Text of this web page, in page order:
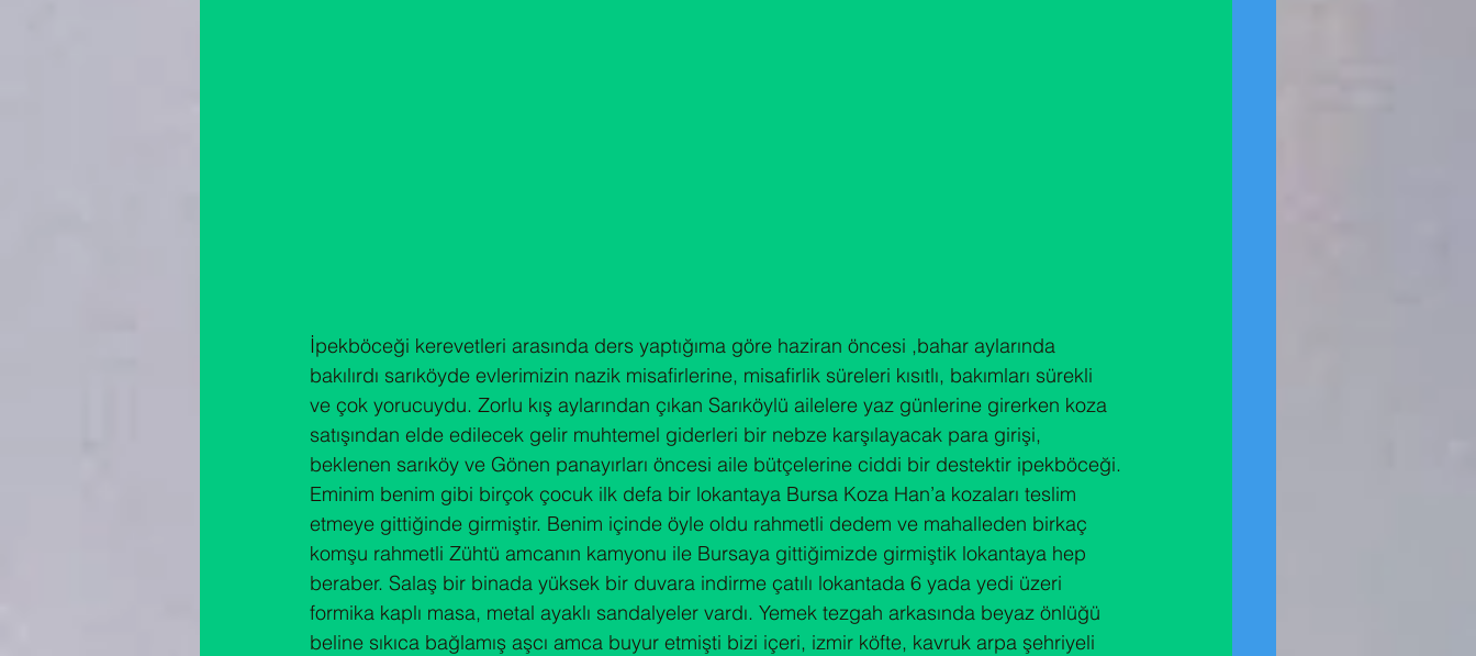
İpekböceği kerevetleri arasında ders yaptığıma göre haziran öncesi ,bahar aylarında
bakılırdı sarıköyde evlerimizin nazik misafirlerine, misafirlik süreleri kısıtlı, bakımları sürekli
ve çok yorucuydu. Zorlu kış aylarından çıkan Sarıköylü ailelere yaz günlerine girerken koza
satışından elde edilecek gelir muhtemel giderleri bir nebze karşılayacak para girişi,
beklenen sarıköy ve Gönen panayırları öncesi aile bütçelerine ciddi bir destektir ipekböceği.
Eminim benim gibi birçok çocuk ilk defa bir lokantaya Bursa Koza Han’a kozaları teslim
etmeye gittiğinde girmiştir. Benim içinde öyle oldu rahmetli dedem ve mahalleden birkaç
komşu rahmetli Zühtü amcanın kamyonu ile Bursaya gittiğimizde girmiştik lokantaya hep
beraber. Salaş bir binada yüksek bir duvara indirme çatılı lokantada 6 yada yedi üzeri
formika kaplı masa, metal ayaklı sandalyeler vardı. Yemek tezgah arkasında beyaz önlüğü
beline sıkıca bağlamış aşcı amca buyur etmişti bizi içeri, izmir köfte, kavruk arpa şehriyeli